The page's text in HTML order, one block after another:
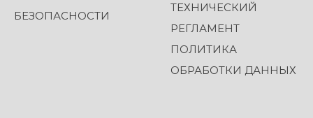
БЕЗОПАСНОСТИ
ТЕХНИЧЕСКИЙ
РЕГЛАМЕНТ
ПОЛИТИКА
ОБРАБОТКИ ДАННЫХ